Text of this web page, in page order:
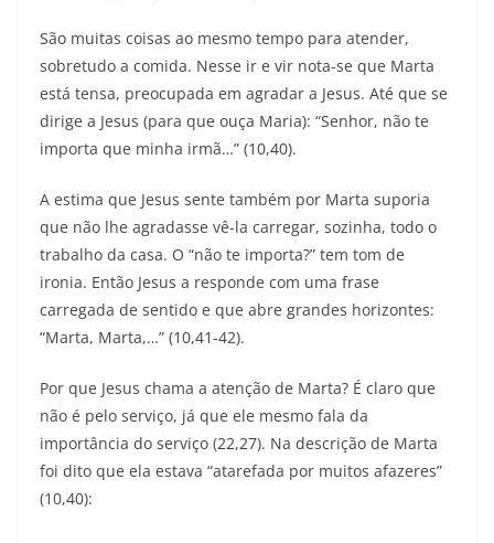
São muitas coisas ao mesmo tempo para atender,
sobretudo a comida. Nesse ir e vir nota-se que Marta
está tensa, preocupada em agradar a Jesus. Até que se
dirige a Jesus (para que ouça Maria): “Senhor, não te
importa que minha irmã…” (10,40).
A estima que Jesus sente também por Marta suporia
que não lhe agradasse vê-la carregar, sozinha, todo o
trabalho da casa. O “não te importa?” tem tom de
ironia. Então Jesus a responde com uma frase
carregada de sentido e que abre grandes horizontes:
“Marta, Marta,…” (10,41-42).
Por que Jesus chama a atenção de Marta? É claro que
não é pelo serviço, já que ele mesmo fala da
importância do serviço (22,27). Na descrição de Marta
foi dito que ela estava “atarefada por muitos afazeres”
(10,40):